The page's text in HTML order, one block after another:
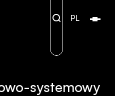
PL
systemowy